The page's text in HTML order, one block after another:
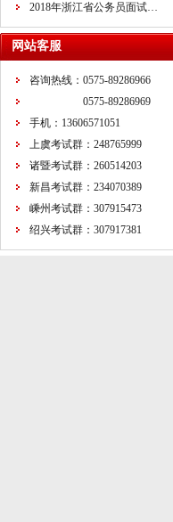
2018年浙江省公务员面试…
网站客服
咨询热线：0575-89286966
0575-89286969
手机：13606571051
上虞考试群：248765999
诸暨考试群：260514203
新昌考试群：234070389
嵊州考试群：307915473
绍兴考试群：307917381